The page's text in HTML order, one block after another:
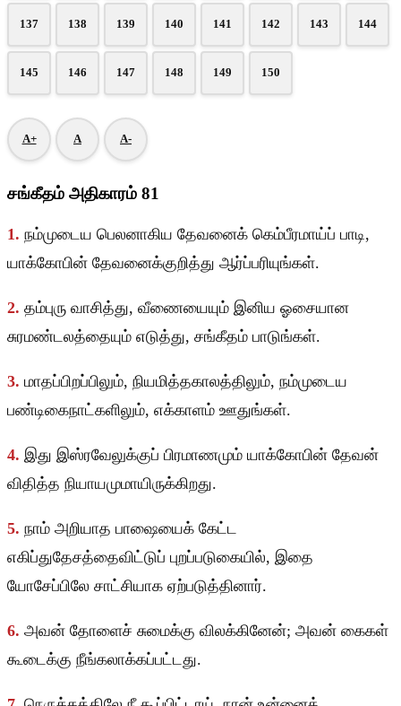
137 138 139 140 141 142 143 144
145 146 147 148 149 150
A+ A A-
சங்கீதம் அதிகாரம் 81
1. நம்முடைய பெலனாகிய தேவனைக் கெம்பீரமாய்ப் பாடி,
யாக்கோபின் தேவனைக்குறித்து ஆர்ப்பரியுங்கள்.
2. தம்புரு வாசித்து, வீணையையும் இனிய ஓசையான
சுரமண்டலத்தையும் எடுத்து, சங்கீதம் பாடுங்கள்.
3. மாதப்பிறப்பிலும், நியமித்தகாலத்திலும், நம்முடைய
பண்டிகைநாட்களிலும், எக்காளம் ஊதுங்கள்.
4. இது இஸ்ரவேலுக்குப் பிரமாணமும் யாக்கோபின் தேவன்
விதித்த நியாயமுமாயிருக்கிறது.
5. நாம் அறியாத பாஷையைக் கேட்ட
எகிப்துதேசத்தைவிட்டுப் புறப்படுகையில், இதை
யோசேப்பிலே சாட்சியாக ஏற்படுத்தினார்.
6. அவன் தோளைச் சுமைக்கு விலக்கினேன்; அவன் கைகள்
கூடைக்கு நீங்கலாக்கப்பட்டது.